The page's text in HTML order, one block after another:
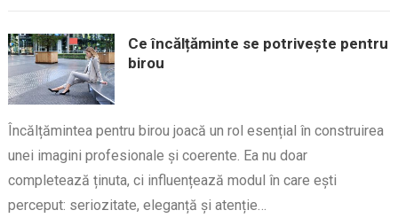
Ce încălțăminte se potrivește pentru
birou
Încălțămintea pentru birou joacă un rol esențial în construirea
unei imagini profesionale și coerente. Ea nu doar
completează ținuta, ci influențează modul în care ești
perceput: seriozitate, eleganță și atenție…